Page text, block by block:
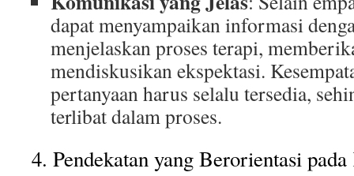
dapat menyampaikan informasi
menjelaskan proses terapi,
mendiskusikan ekspektasi.
pertanyaan harus selalu tersedia,
terlibat dalam proses.
4. Pendekatan yang Berorientasi